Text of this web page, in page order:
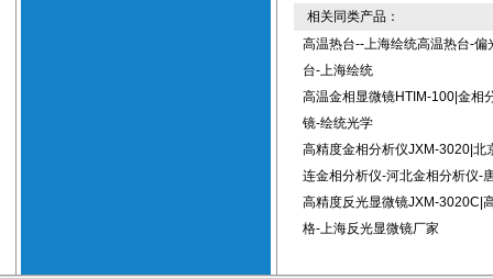
相关同类产品：
高温热台--上海绘统高温热台-偏
台-上海绘统
高温金相显微镜HTIM-100|金相
镜-绘统光学
高精度金相分析仪JXM-3020|北
连金相分析仪-河北金相分析仪-
高精度反光显微镜JXM-3020C|
格-上海反光显微镜厂家